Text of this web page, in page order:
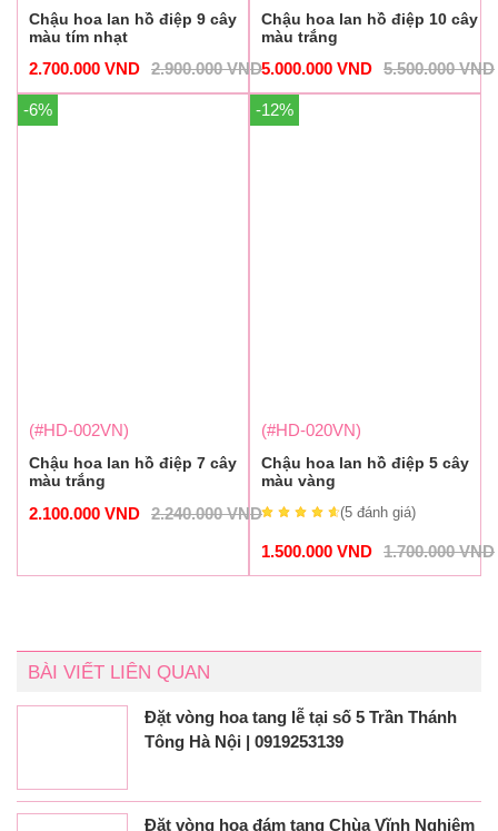
Chậu hoa lan hồ điệp 9 cây
màu tím nhạt
2.900.000VND
2.700.000 VND
Chậu hoa lan hồ điệp 10 cây
màu trắng
5.500.000VND
5.000.000 VND
-6%
(#HD-002VN)
Chậu hoa lan hồ điệp 7 cây
màu trắng
2.240.000VND
2.100.000 VND
-12%
(#HD-020VN)
Chậu hoa lan hồ điệp 5 cây
màu vàng
(5 đánh giá)
1.700.000VND
1.500.000 VND
BÀI VIẾT LIÊN QUAN
Đặt vòng hoa tang lễ tại số 5 Trần Thánh
Tông Hà Nội | 0919253139
Đặt vòng hoa đám tang Chùa Vĩnh Nghiêm